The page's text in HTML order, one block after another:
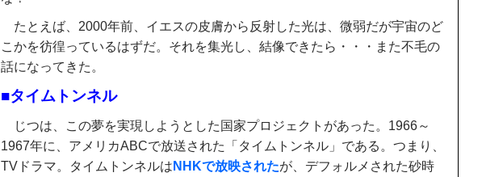
たとえば、2000年前、イエスの皮膚から反射した光は、微弱だが宇宙のど
こかを彷徨っているはずだ。それを集光し、結像できたら・・・また不毛の
話になってきた。
■タイムトンネル
じつは、この夢を実現しようとした国家プロジェクトがあった。1966～
1967年に、アメリカABCで放送された「タイムトンネル」である。つまり、
TVドラマ。タイムトンネルは NHKで放映されたが、デフォルメされた砂時